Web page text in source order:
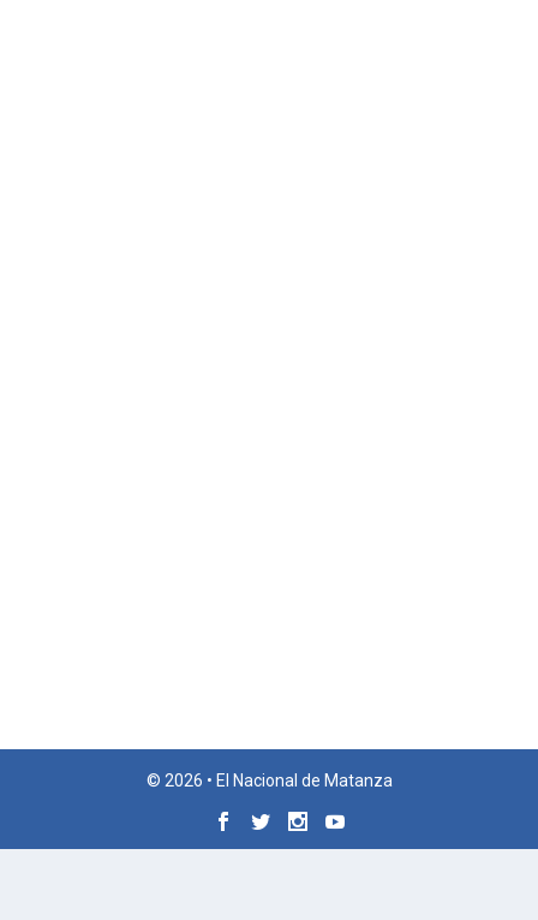
© 2026 • El Nacional de Matanza